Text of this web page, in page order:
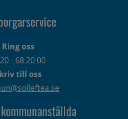
Ring oss
- 68 20 00
till oss